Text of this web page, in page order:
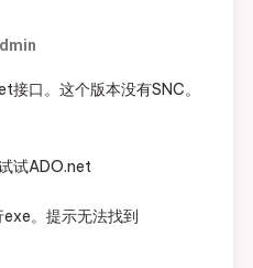
口。这个版本没有SNC。
试ADO.net
。提示无法找到